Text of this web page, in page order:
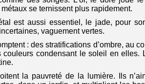
métaux se ternissent plus rapidement.
est aussi essentiel, le jade, pour
vaguement vertes.
: des stratifications d’ombre, au
condensant le soleil en elles.
la pauvreté de la lumière. Ils